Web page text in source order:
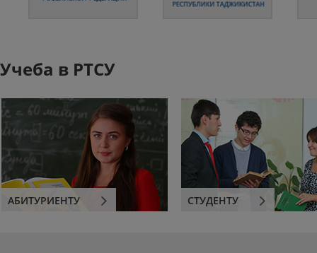
Учеба в РТСУ
АБИТУРИЕНТУ СТУДЕНТУ